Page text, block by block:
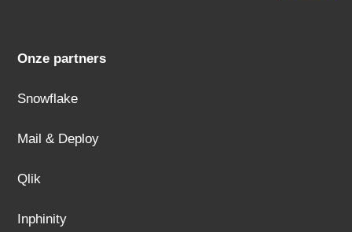
Onze partners
Snowflake
Mail & Deploy
Qlik
Inphinity